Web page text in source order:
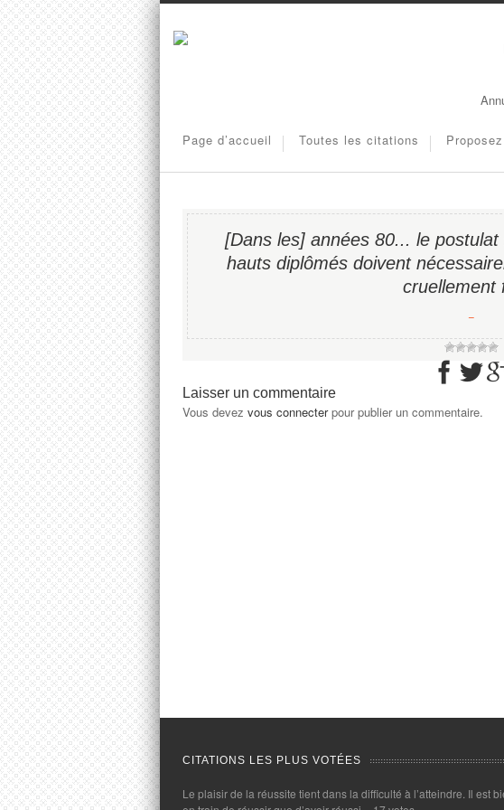
Page d’accueil Toutes les citations
[Dans les] années 80... le
hauts diplômés doivent
cruellement
−
Laisser un commentaire
Vous devez vous connecterpour publier un commentaire.
CITATIONS LES PLUS VOTÉES
Le plaisir de la réussite tient dans la difficulté à l’atteindre. Il est